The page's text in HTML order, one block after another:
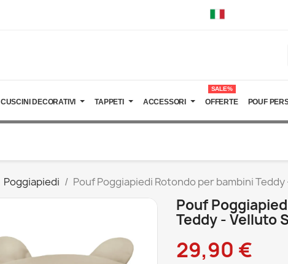
CUSCINI DECORATIVI TAPPETI ACCESSORI OFFERTE
SALE%
POUF
Poggiapiedi Pouf Poggiapiedi Rotondo per bambini
Pouf
Teddy - Velluto
29,90 €